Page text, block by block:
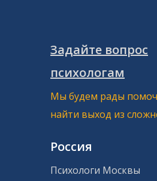
Задайте вопрос
психологам
Мы будем рады
найти выход из
Россия
Психологи Москвы